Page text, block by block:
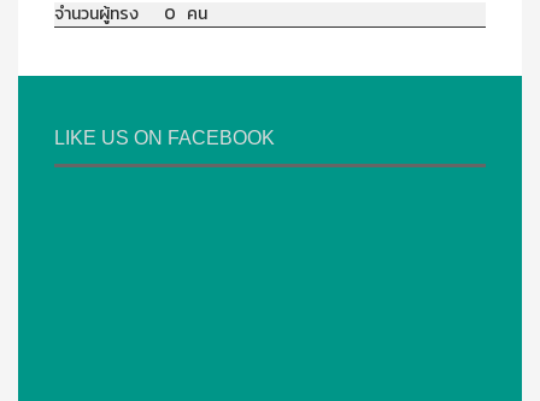
จำนวนผู้ทรง 0 คน
LIKE US ON FACEBOOK